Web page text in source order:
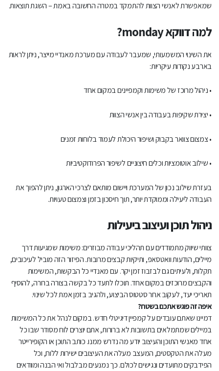
למעבר חלק, התאמה מדויקת ומיקסום היכולות: הטמעת
שמאפשרת לאנשי הצוות להתמקד במטרה החשובה באמת – השגת תוצאות.
למה דווקא monday?
את השינוי המשמעותי, שמעבר לעבודה עם מערכת מאנדיי מייצר, ניתן לראות
בארבע נקודות עיקריות:
• ניהול מרוכז של משימות וקמפיינים במקום אחד
• יצירת שקיפות בעבודה בין אנשי הצוות
• צמצום צוואר בקבוק ושיפור היכולת לעמוד בלוחות זמנים
• שילוב אוטומציות וכלים חיצוניים לשיפור הפרודוקטיביות
בעזרת שילוב נכון של המערכת ויישום מותאם לצרכי הארגון, ניתן להפוך את
העבודה ליעילה וממוקדת יותר, תוך חיסכון בזמן וצמצום טעויות.
ניהול תוכן ועיצוב ביעילות
צוותי שיווק מתמודדים עם תהליכי עבודה מבוזרים: משימות שמגיעות דרך
מיילים, הודעות וואטסאפ, ותיקיות קבצים מרובות. הפיזור הזה מוביל לעיכובים,
תקלות, ולעיתים גם לבזבוז זמן יקר. עם מאנדיי כל הבקשות, המשימות
והקבצים מרוכזים במקום אחד. תוכלו לתעד כל בקשה בצורה ברורה, להוסיף
תאריכי יעד, לעקוב אחר סטטוס הביצוע, ולהגיב בזמן אמת לכל שינוי.
איפה זה פוגש אתכם בשטח?
דמיינו שאתם עובדים על קמפיין דיגיטלי חדש. במקום לנהל את כל המשימות
במיילים שמתמלאים בתשובות לא ברורות, אתם יוצרים לוח מסודר שבו כל
אחד מאנשי התוכן והעיצוב יודע מה נדרש ממנו. כותב התוכן או הקופירייטר
מעלה את הטקסטים, המעצב מעלה את העיצובים ישירות ללוח, וכל
הפידבקים מתועדים ונגישים לכולם. כך נמנעים מבלבול ואי הבנה ומוודאים